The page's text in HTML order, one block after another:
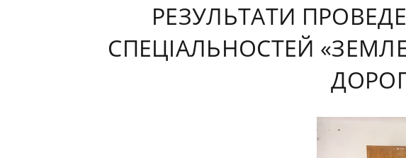
РЕЗУЛЬТАТИ
СПЕЦІАЛЬНОСТЕЙ